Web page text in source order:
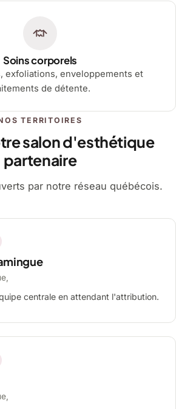
Soins corporels
exfoliations, enveloppements et
de détente.
TERRITOIRES
salon d'esthétique
partenaire
par notre réseau québécois.
centrale en attendant l'attribution.